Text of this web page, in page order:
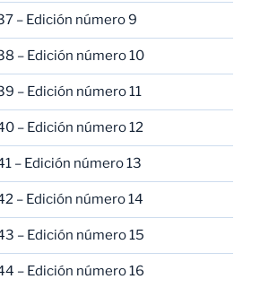
– Edición número 9
– Edición número 10
– Edición número 11
– Edición número 12
– Edición número 13
– Edición número 14
– Edición número 15
– Edición número 16